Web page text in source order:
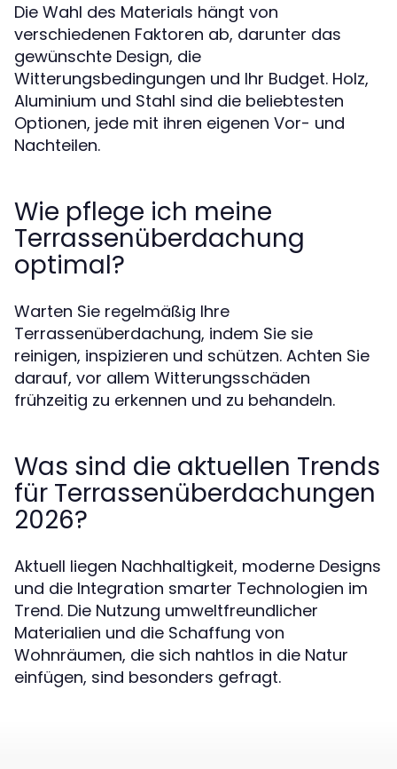
Die Wahl des Materials hängt von
verschiedenen Faktoren ab, darunter das
gewünschte Design, die
Witterungsbedingungen und Ihr Budget. Holz,
Aluminium und Stahl sind die beliebtesten
Optionen, jede mit ihren eigenen Vor- und
Nachteilen.
Wie pflege ich meine
Terrassenüberdachung
optimal?
Warten Sie regelmäßig Ihre
Terrassenüberdachung, indem Sie sie
reinigen, inspizieren und schützen. Achten Sie
darauf, vor allem Witterungsschäden
frühzeitig zu erkennen und zu behandeln.
Was sind die aktuellen Trends
für Terrassenüberdachungen
2026?
Aktuell liegen Nachhaltigkeit, moderne Designs
und die Integration smarter Technologien im
Trend. Die Nutzung umweltfreundlicher
Materialien und die Schaffung von
Wohnräumen, die sich nahtlos in die Natur
einfügen, sind besonders gefragt.